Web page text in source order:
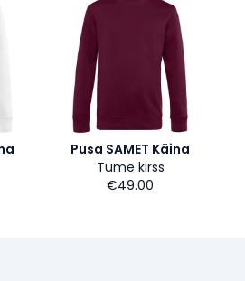
Pusa SAMET Käina
Tume kirss
€49.00